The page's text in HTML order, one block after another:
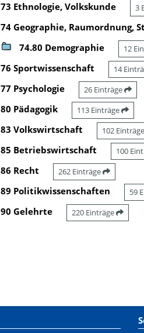
73 Ethnologie, Volkskunde 3
74 Geographie, Raumordnung,
74.80 Demographie 12
76 Sportwissenschaft 14
77 Psychologie 26 Einträge
80 Pädagogik 113 Einträge
83 Volkswirtschaft 102 Einträge
85 Betriebswirtschaft 100
86 Recht 262 Einträge
89 Politikwissenschaften 59
90 Gelehrte 220 Einträge